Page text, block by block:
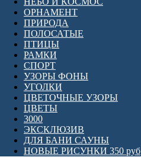
ОРНАМЕНТ
ПРИРОДА
ПОЛОСАТЫЕ
ПТИЦЫ
РАМКИ
СПОРТ
УЗОРЫ ФОНЫ
УГОЛКИ
ЦВЕТОЧНЫЕ УЗОРЫ
ЦВЕТЫ
3000
ЭКСКЛЮЗИВ
ДЛЯ БАНИ САУНЫ
НОВЫЕ РИСУНКИ 350 руб